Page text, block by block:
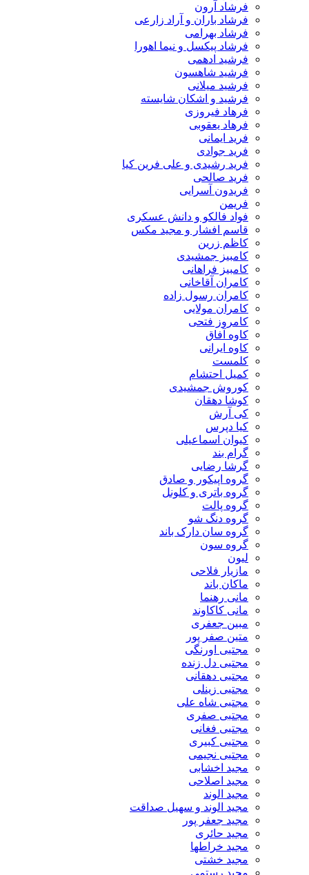
فرشاد آرون
فرشاد باران و آراد زارعی
فرشاد بهرامی
فرشاد پیکسل و نیما اهورا
فرشید ادهمی
فرشید شاهسون
فرشید میلانی
فرشید و اشکان شایسته
فرهاد فیروزی
فرهاد یعقوبی
فرید ایمانی
فرید جوادی
فرید رشیدی و علی فرین کیا
فرید صالحی
فریدون آسرایی
فریمن
فواد فالکو و دانش عسکری
قاسم افشار و مجید مکس
کاظم زرین
کامبیز جمشیدی
کامبیز فراهانی
کامران آقاخانی
کامران رسول زاده
کامران مولایی
کامروز فتحی
کاوه آفاق
کاوه ایرانی
کلمست
کمیل احتشام
کوروش جمشیدی
کوشا دهقان
کی آرش
کیا دپرس
کیوان اسماعیلی
گرام بند
گرشا رضایی
گروه اپیکور و صادق
گروه باتری و کلونل
گروه پالت
گروه دنگ شو
گروه سان دارک باند
گروه سون
لیون
مازیار فلاحی
ماکان باند
مانی رهنما
مانی کاکاوند
مبین جعفری
متین صفر پور
مجتبی اورنگی
مجتبی دل زنده
مجتبی دهقانی
مجتبی زینلی
مجتبی شاه علی
مجتبی صفری
مجتبی فغانی
مجتبی کبیری
مجتبی نجیمی
مجید اخشابی
مجید اصلاحی
مجید الوند‎
مجید الوند و سهیل صداقت
مجید جعفر پور
مجید حائری
مجید خراطها
مجید خشتی
مجید رستمی